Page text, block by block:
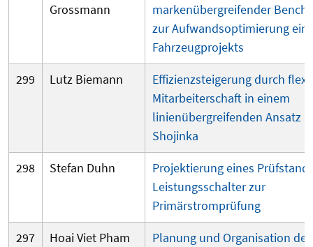
Grossmann
markenübergreifender
zur Aufwandsoptimierung
Fahrzeugprojekts
299
Lutz Biemann
Effizienzsteigerung durch
Mitarbeiterschaft in einem
linienübergreifenden Ansatz
Shojinka
298
Stefan Duhn
Projektierung eines
Leistungsschalter zur
Primärstromprüfung
297
Hoai Viet Pham
Planung und Organisation der